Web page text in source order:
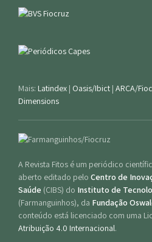
Mais: Latindex | Oasis/Ibict | ARCA/
Dimensions
A Revista Fitos é um periódico
aberto editado pelo Centro de
Saúde (CIBS) do Instituto de
(Farmanguinhos), da Fundação
conteúdo está licenciado com uma
Atribuição 4.0 Internacional.